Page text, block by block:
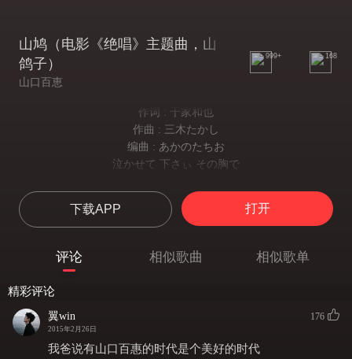
山鸠（电影《绝唱》主题曲，山
鸽子）
山口百恵
999+ 168
作词 : 千家和也
作曲 : 三木たかし
编曲 : あかのたちお
泣かせて 下さぃ その胸で
淚の泉も 枯れるほど
即使哭到泪腺枯竭
流れる雲よ山鳩よ
流云哟山鸠哟
さだめかなしくひきさかれ
请抓住这手指
下载APP 打开
评论 相似歌曲 相似歌单
精彩评论
翼win
2015年2月26日
176
我爸说有山口百惠的时代是个美好的时代